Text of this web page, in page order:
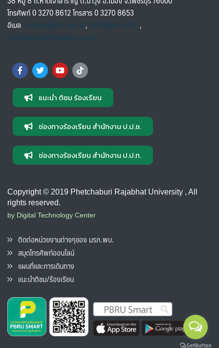
โทรศัพท์ 0 3270 8612 โทรสาร 0 3270 8653
อีเมล saraban@pbru.ac.th, info@pbru.ac.th,
international@mail.pbru.ac.th
แนะนำ ติชม ร้องเรียน
ช่องทางร้องเรียน สำนักงาน ป.ป.ช.
ช่องทางร้องเรียน สำนักงาน ป.ป.ท.
Copyright © 2019 Phetchaburi Rajabhat University , All
rights reserved.
by Digital Technology Center
ติดต่อหน่วยงานต่างๆของ มรภ.พบ.
สมุดโทรศัพท์ออนไลน์
แผนที่และการเดินทาง
แนะนำติชม/ร้องเรียน